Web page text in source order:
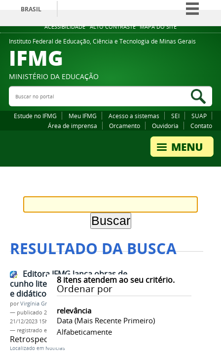
ACESSIBILIDADE ALTO CONTRASTE MAPA DO SITE
BRASIL
Simplifique!
Comunica BR
Legislação
Instituto Federal de Educação, Ciência e Tecnologia de Minas Gerais
IFMG
MINISTÉRIO DA EDUCAÇÃO
Buscar no portal
Estude no IFMG Meu IFMG Acesso a sistemas SEI
SUAP
Área de imprensa
Orcamento Ouvidoria Contato
RESULTADO DA BUSCA
8itens atendem ao seu critério.
Ordenar por
relevância
Data (mais Recente Primeiro)
Alfabeticamente
Editora IFMG lança obras de
cunho literário, técnico-científico
e didático-pedagógico
porVirgínia Graziela Fonseca Barbosa
— publicado 21/12/2023—última modificação
21/12/2023 15h18
— registrado em:
Retrospectiva 2023
Retrospectiva 2023
Localizado em Notícias